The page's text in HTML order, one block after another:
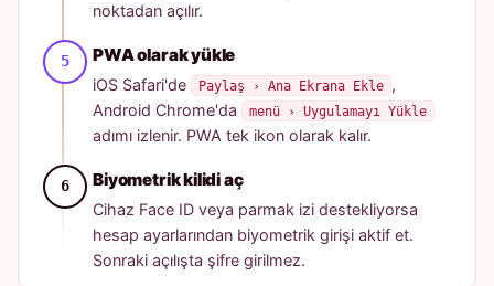
noktadan açılır.
PWA olarak yükle
iOS Safari'de Paylaş › Ana Ekrana Ekle ,
Android Chrome'da
menü › Uygulamayı Yükle
adımı izlenir. PWA tek ikon olarak kalır.
Biyometrik kilidi aç
Cihaz Face ID veya parmak izi destekliyorsa
hesap ayarlarından biyometrik girişi aktif et.
Sonraki açılışta şifre girilmez.